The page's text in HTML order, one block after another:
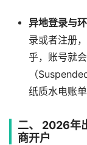
异地登录与
录或者注册
乎，账号就
（
纸质水电账
二、 2026年
商开户